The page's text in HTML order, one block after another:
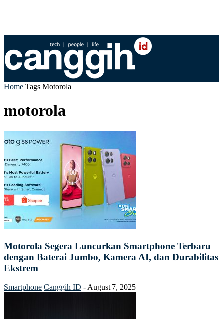
Home Tags Motorola
motorola
Motorola Segera Luncurkan Smartphone Terbaru
dengan Baterai Jumbo, Kamera AI, dan Durabilitas
Ekstrem
Smartphone Canggih ID - August 7, 2025